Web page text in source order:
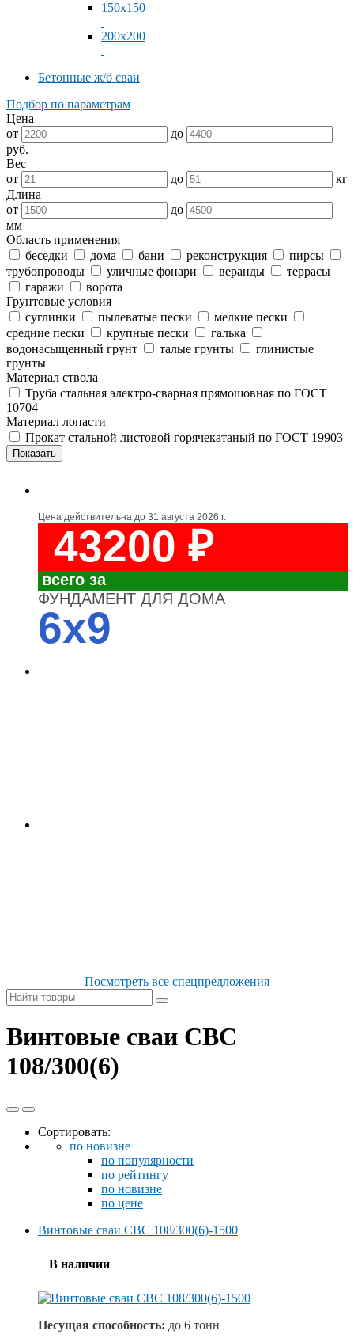
150x150
200x200
Бетонные ж/б сваи
Подбор по параметрам
Цена
от
до
руб.
Вес
от
до
кг
Длина
от
до
мм
Область применения
беседки
дома бани реконструкция
пирсы
трубопроводы
уличные фонари веранды
террасы
гаражи
ворота
Грунтовые условия
суглинки
пылеватые пески
мелкие пески
средние пески
крупные пески
галька
водонасыщенный грунт
талые грунты
глинистые
грунты
Материал ствола
Труба стальная электро-сварная прямошовная по ГОСТ
10704
Материал лопасти
Прокат стальной листовой горячекатаный по ГОСТ 19903
Цена действительна до 31 августа 2026 г.
43200 ₽
всего за
ФУНДАМЕНТ ДЛЯ ДОМА
6x9
Посмотреть все спецпредложения
Винтовые сваи СВС
108/300(6)
Сортировать:
по новизне
по популярности
по рейтингу
по новизне
по цене
Винтовые сваи СВС 108/300(6)-1500
В наличии
Несущая способность: до 6 тонн